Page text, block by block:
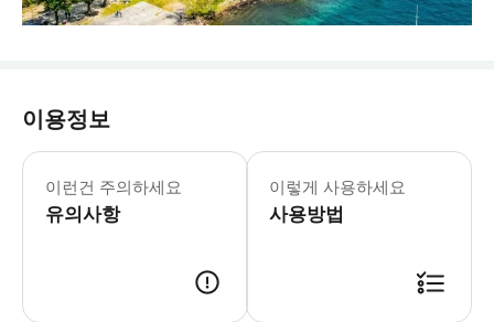
이용정보
이런건 주의하세요
유의사항
이렇게 사용하세요
사용방법